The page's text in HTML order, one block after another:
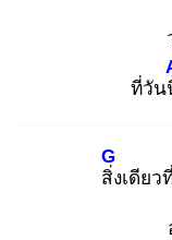
ที่วัน
สิ่ง
G
เดียว